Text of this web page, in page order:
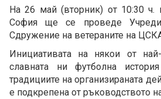
На 26 май (вторник) от 10:30 ч.
София ще се проведе
Сдружение на ветераните на
Инициативата на някои от
славната ни футболна
традициите на организираната
е подкрепена от ръководството